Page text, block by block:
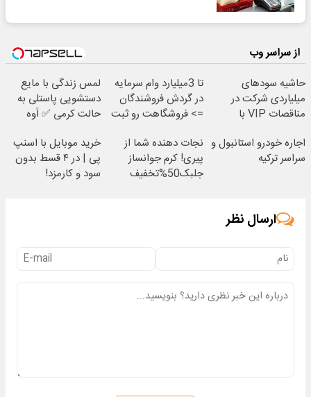
از سراسر وب
حاشیه سودهای
میلیاردی شرکت در
مناقصات VIP با
تا 3میلیارد وام سرمایه
در گردش فروشندگان
=> فروشگاهت رو ثبت
لمس زندگی با مایع
دستشویی پاستلی به
حالت کرمی ✅ اَوه
اجاره خودرو استانبول و
سراسر ترکیه
نجات دهنده شما از
پیری! کرم جوانساز
جلبک50%تخفیف
خرید موبایل با اسنپ
پی | در ۴ قسط بدون
سود و کارمزد!
ارسال نظر